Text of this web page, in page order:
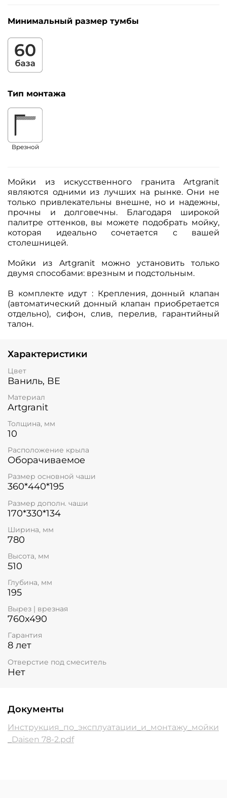
Минимальный размер тумбы
Тип монтажа
Врезной
Мойки из искусственного гранита Artgranit
являются одними из лучших на рынке. Они не
только привлекательны внешне, но и надежны,
прочны и долговечны. Благодаря широкой
палитре оттенков, вы можете подобрать мойку,
которая идеально сочетается с вашей
столешницей.
Мойки из Artgranit можно установить только
двумя способами: врезным и подстольным.
В комплекте идут : Крепления, донный клапан
(автоматический донный клапан приобретается
отдельно), сифон, слив, перелив, гарантийный
талон.
Характеристики
Цвет
Ваниль, BE
Материал
Artgranit
Толщина, мм
10
Расположение крыла
Оборачиваемое
Размер основной чаши
360*440*195
Размер дополн. чаши
170*330*134
Ширина, мм
780
Высота, мм
510
Глубина, мм
195
Вырез | врезная
760x490
Гарантия
8 лет
Отверстие под смеситель
Нет
Документы
Инструкция_по_эксплуатации_и_монтажу_мойки
_Daisen 78-2.pdf